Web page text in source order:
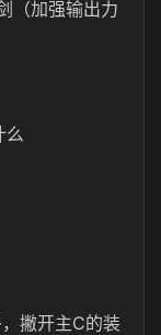
（加强输出力
么
撇开主C的装